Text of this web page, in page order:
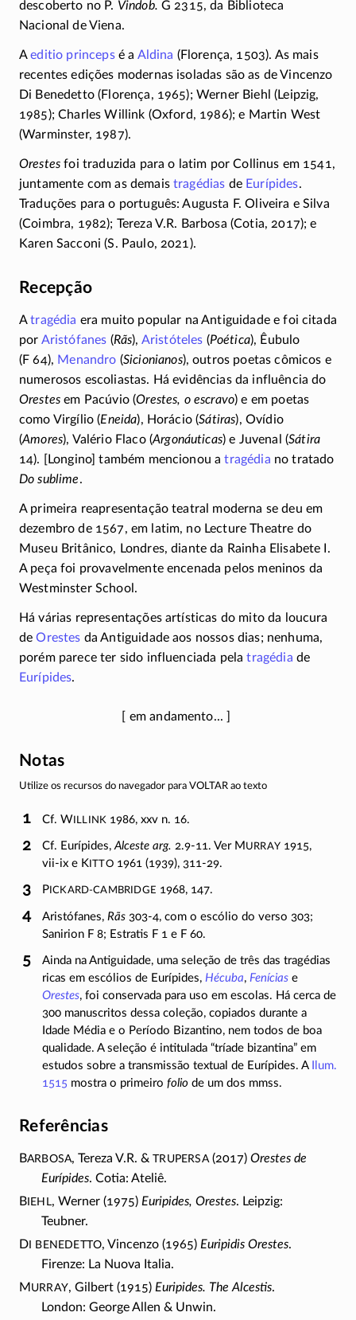
descoberto no P. Vindob. G 2315, da Biblioteca
Nacional de Viena.
Aeditio princepsé a Aldina (Florença, 1503). As mais
recentes edições modernas isoladas são as de Vincenzo
Di Benedetto (Florença, 1965); Werner Biehl (Leipzig,
1985); Charles Willink (Oxford, 1986); e Martin West
(Warminster, 1987).
Orestesfoi traduzida para o latim por Collinus em 1541,
juntamente com as demaistragédias de Eurípides.
Traduções para o português: Augusta F. Oliveira e Silva
(Coimbra, 1982); Tereza V.R. Barbosa (Cotia, 2017); e
Karen Sacconi (S. Paulo, 2021).
Recepção
Atragédia era muito popular na Antiguidade e foi citada
por Aristófanes (Rãs), Aristóteles (Poética), Êubulo
(F 64), Menandro (Sicionianos), outros poetas cômicos e
numerosos escoliastas. Há evidências da influência do
Orestesem Pacúvio (Orestes, o escravo) e em poetas
como Virgílio (Eneida), Horácio (Sátiras), Ovídio
(Amores), Valério Flaco (Argonáuticas) e Juvenal (Sátira
14). [Longino] também mencionou atragédia no tratado
Do sublime.
A primeira reapresentação teatral moderna se deu em
dezembro de 1567, em latim, no Lecture Theatre do
Museu Britânico, Londres, diante da Rainha Elisabete I.
A peça foi provavelmente encenada pelos meninos da
Westminster School.
Há várias representações artísticas do mito da loucura
deOrestes da Antiguidade aos nossos dias; nenhuma,
porém parece ter sido influenciada pelatragédia de
Eurípides.
Notas
Utilize os recursos do navegador para VOLTAR ao texto
Cf. Willink 1986, xxv n. 16.
Cf. Eurípides, Alceste arg. 2.9-11. Ver M urray1915,
vii-ixe Kitto1961 (1939), 311-29.
Pickard-Cambridge 1968, 147.
Aristófanes, Rãs 303-4, com o escólio do verso 303;
Sanirion F 8; Estratis F 1 e F 60.
Ainda na Antiguidade, uma seleção de três das tragédias
ricas em escólios de Eurípides, Hécuba, Feníciase
Orestes, foi conservada para uso em escolas. Há cerca de
300 manuscritos dessa coleção, copiados durante a
Idade Média e o Período Bizantino, nem todos de boa
qualidade. A seleção é intitulada “tríade bizantina” em
estudos sobre a transmissão textual de Eurípides. A
Ilum.
1515 mostra o primeiro foliode um dos mmss.
Referências
Barbosa, Tereza V.R. &trupersa(2017) Orestes de
Eurípides. Cotia: Ateliê.
Biehl, Werner (1975) Euripides, Orestes. Leipzig:
Teubner.
Di Benedetto, Vincenzo (1965) Euripidis Orestes.
Firenze: La Nuova Italia.
M urray, Gilbert (1915) Euripides. The Alcestis.
London: George Allen & Unwin.